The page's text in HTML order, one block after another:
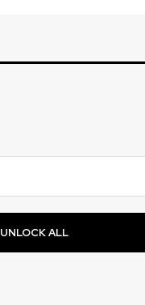
UNLOCK ALL